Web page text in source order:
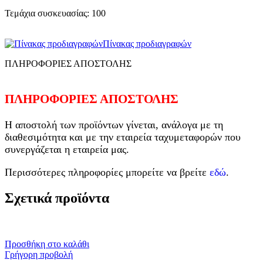
Τεμάχια συσκευασίας: 100
Πίνακας προδιαγραφών
ΠΛΗΡΟΦΟΡΙΕΣ ΑΠΟΣΤΟΛΗΣ
ΠΛΗΡΟΦΟΡΙΕΣ ΑΠΟΣΤΟΛΗΣ
Η αποστολή των προϊόντων γίνεται, ανάλογα με τη
διαθεσιμότητα και με την εταιρεία ταχυμεταφορών που
συνεργάζεται η εταιρεία μας.
Περισσότερες πληροφορίες μπορείτε να βρείτε εδώ.
Σχετικά προϊόντα
Προσθήκη στο καλάθι
Γρήγορη προβολή